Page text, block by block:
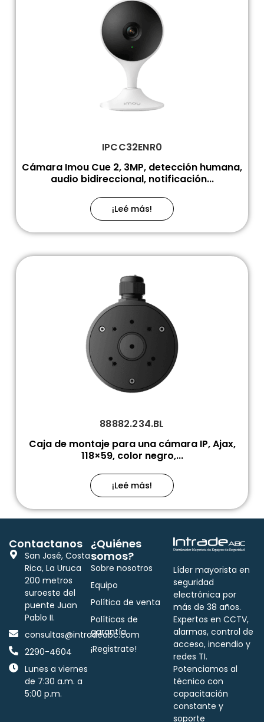
IPCC32ENR0
Cámara Imou Cue 2, 3MP, detección humana,
audio bidireccional, notificación...
¡Leé más!
88882.234.BL
Caja de montaje para una cámara IP, Ajax,
118×59, color negro,...
¡Leé más!
Líder mayorista en
seguridad
electrónica por
más de 38 años.
Expertos en CCTV,
alarmas, control de
acceso, incendio y
redes TI.
Potenciamos al
técnico con
capacitación
constante y
soporte
¿Quiénes
somos?
Sobre nosotros
Equipo
Política de venta
Políticas de
garantía
¡Registrate!
Contactanos
San José, Costa
Rica, La Uruca
200 metros
suroeste del
puente Juan
Pablo II.
consultas@intradeabc.com
2290-4604
Lunes a viernes
de 7:30 a.m. a
5:00 p.m.